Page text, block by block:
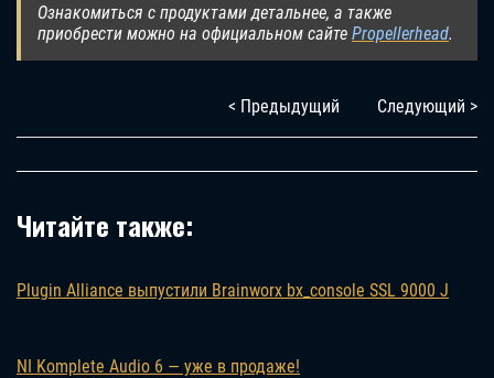
Ознакомиться с продуктами детальнее, а также
приобрести можно на официальном сайте Propellerhead.
< Предыдущий Следующий >
Читайте также:
Plugin Alliance выпустили Brainworx bx_console SSL 9000 J
NI Komplete Audio 6 — уже в продаже!